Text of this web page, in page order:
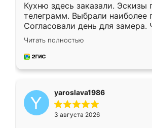
Кухню здесь заказали. Эскизы
телеграмм. Выбрали наиболее
Согласовали день для замера.
недели кухня была уже готова.
довольны работой. Спасибо
мебель за качественную работу!
Читать полностью
yaroslava1986
3 августа 2026